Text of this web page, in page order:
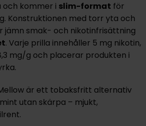
och kommer i slim-format för
Konstruktionen med torr yta och
jämn smak- och nikotinfrisättning
. Varje prilla innehåller 5 mg nikotin,
mg/g och placerar produkten i
är ett tobaksfritt alternativ
utan skärpa – mjukt,